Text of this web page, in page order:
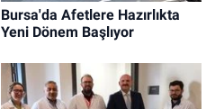
Bursa'da Afetlere Hazırlıkta
Yeni Dönem Başlıyor